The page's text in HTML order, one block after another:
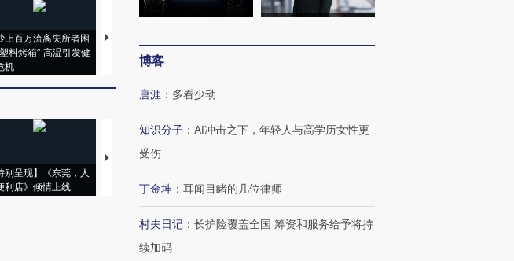
上百万流离失所者困
料烤箱” 高温引发健
机
视线｜HYROX的吸金
术：是什么让中产们甘
心“花钱找虐”？
别呈现】《东莞，人
利店》倾情上线
【推广】走进第四届链博
会，让数智科技“链”接产
【特别呈现】寻找100种
有意思的生活方式·第三对
CFO：不靠规模取胜，华
博客
唐涯 ： 多看少动
知识分子 ： AI冲击之下，年轻人与高学历女性更
受伤
丁金坤 ： 耳闻目睹的几位律师
村夫日记 ： 长护险覆盖全国 筹资和服务给予将持
续加码